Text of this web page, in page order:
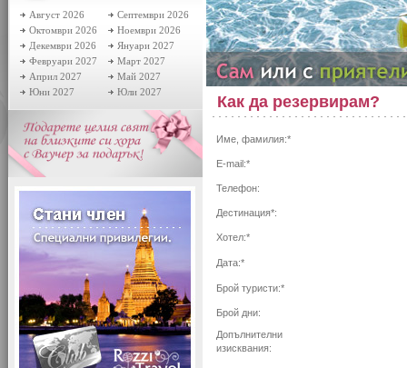
Август 2026
Септември 2026
Октомври 2026
Ноември 2026
Декември 2026
Януари 2027
Февруари 2027
Март 2027
Април 2027
Май 2027
Юни 2027
Юли 2027
Как да резервирам?
Име, фамилия:*
E-mail:*
Телефон:
Дестинация*:
Хотел:*
Дата:*
Брой туристи:*
Брой дни:
Допълнителни
изисквания: